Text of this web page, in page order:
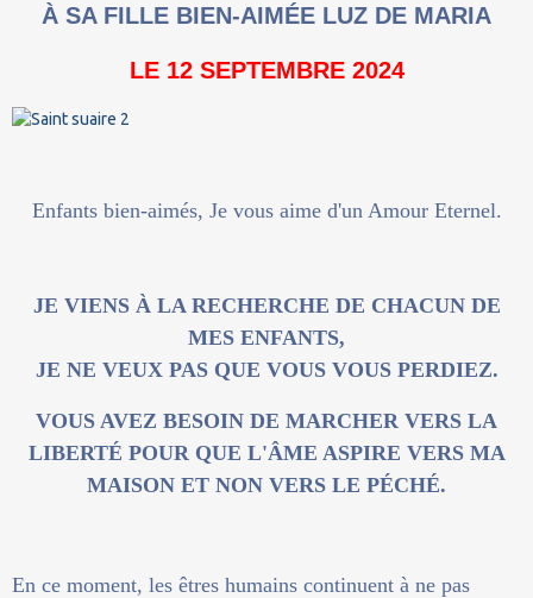
À SA FILLE BIEN-AIMÉE LUZ DE MARIA
LE 12 SEPTEMBRE 2024
Enfants bien-aimés, Je vous aime d'un Amour Eternel.
JE VIENS À LA RECHERCHE DE CHACUN DE
MES ENFANTS,
JE NE VEUX PAS QUE VOUS VOUS PERDIEZ.
VOUS AVEZ BESOIN DE MARCHER VERS LA
LIBERTÉ POUR QUE L'ÂME ASPIRE VERS MA
MAISON ET NON VERS LE PÉCHÉ.
En ce moment, les êtres humains continuent à ne pas